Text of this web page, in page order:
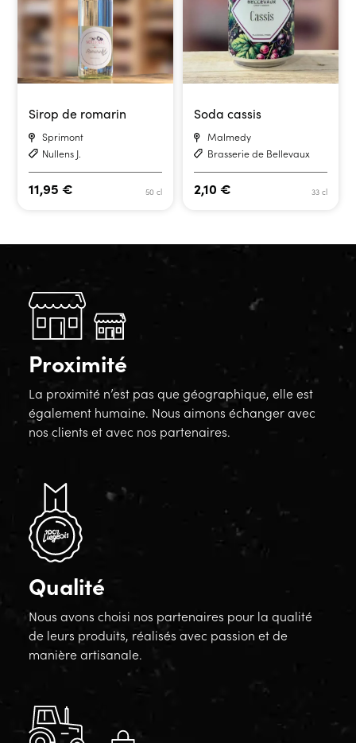
Sirop de romarin
Sprimont
Nullens J.
50 cl
11,95€
Soda cassis
Malmedy
Brasserie de Bellevaux
33 cl
2,10 €
Proximité
La proximité n’est pas que géographique, elle est
également humaine. Nous aimons échanger avec
nos clients et avec nos partenaires.
Qualité
Nous avons choisi nos partenaires pour la qualité
de leurs produits, réalisés avec passion et de
manière artisanale.